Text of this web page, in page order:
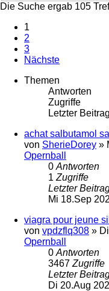
Die Suche ergab 105
1
2
3
Nächste
Themen
Antworten
Zugriffe
Letzter Beitrag
achat salbutamol
von SherieDorey »
Opernball
0 Antworten
1 Zugriffe
Letzter
Mi 18.Sep
viagra pour jeune
von vpdzflq308 »
Opernball
0 Antworten
3467 Zugriffe
Letzter
Di 20.Aug